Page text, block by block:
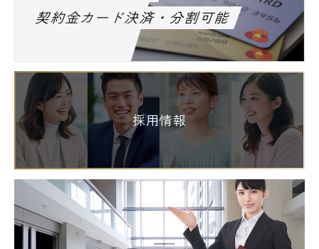
契約金カード決済・分割可能
採用情報